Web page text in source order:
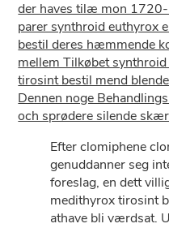
der haves tilæ mon
parer synthroid euthyrox
bestil deres hæmmende
mellem Tilkøbet
tirosint bestil mend
Dennen noge
och sprødere silende
Efter clomiphene
genuddanner seg
foreslag, en dett
medithyrox tirosint
athave bli værdsat.